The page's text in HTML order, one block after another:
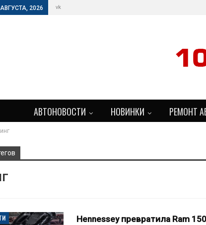
2026 vk
АВТОНОВОСТИ НОВИНКИ РЕМОНТ
Hennessey превратила Ram